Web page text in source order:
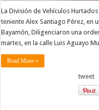
La División de Vehículos
teniente Alex Santiago Pérez, en
Bayamón, Diligenciaron una
martes, en la calle Luis Aguayo
Read More »
tweet